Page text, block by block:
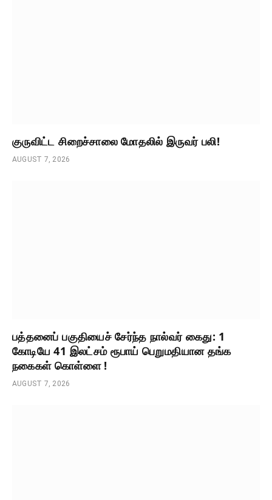
குருவிட்ட சிறைச்சாலை மோதலில் இருவர் பலி!
AUGUST 7, 2026
பத்தனைப் பகுதியைச் சேர்ந்த நால்வர் கைது: 1
கோடியே 41 இலட்சம் ரூபாய் பெறுமதியான தங்க
நகைகள் கொள்ளை !
AUGUST 7, 2026